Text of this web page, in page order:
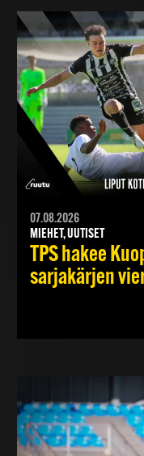
07.08.2026
MIEHET, UUTISET
TPS hakee
sarjakärjen